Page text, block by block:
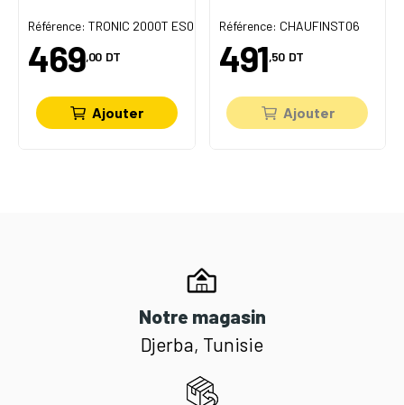
1500W
Référence: TRONIC 2000T ES080-6 2000W
469,00 DT
Ajouter
Référence: CHAUFINST06
491,50 DT
Ajouter
Notre magasin
Djerba, Tunisie